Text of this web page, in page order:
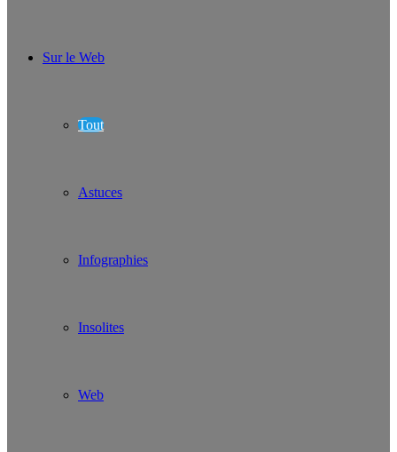
Sur le Web
Tout
Astuces
Infographies
Insolites
Web